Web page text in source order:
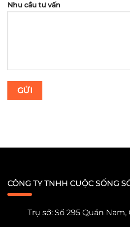
Nhu cầu tư vấn
CÔNG TY TNHH CUỘC SỐNG
Trụ sở: Số 295 Quán Nam,